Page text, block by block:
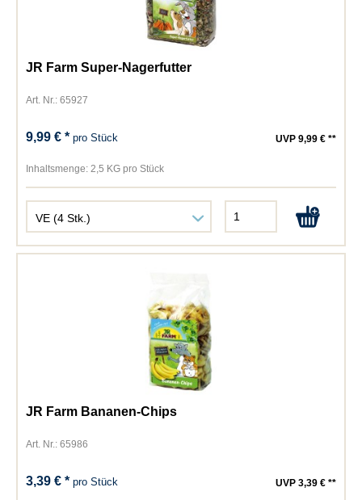
JR Farm Super-Nagerfutter
Art. Nr.: 65927
9,99 € *pro Stück UVP 9,99 € **
Inhaltsmenge: 2,5 KG pro Stück
JR Farm Bananen-Chips
Art. Nr.: 65986
3,39 € *pro Stück UVP 3,39 € **